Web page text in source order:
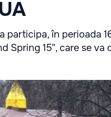
participa, în perioada
Spring 15", care se va